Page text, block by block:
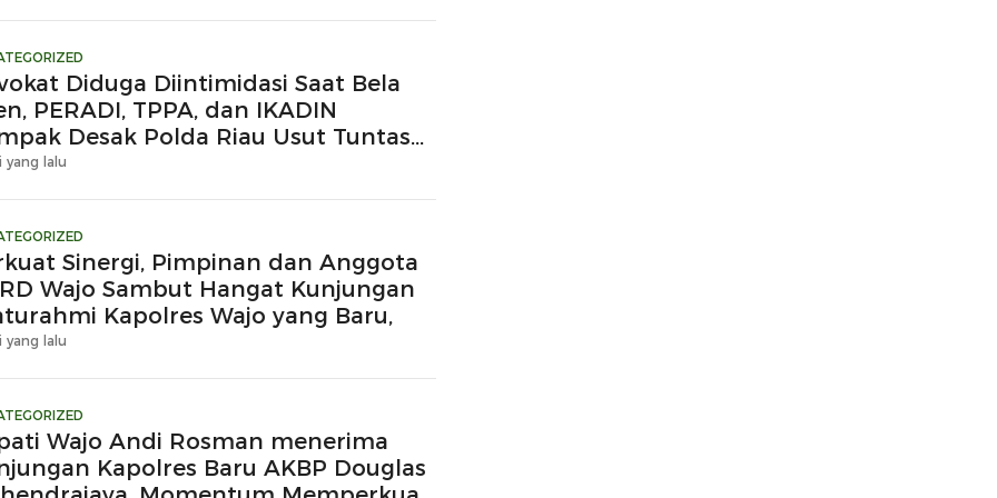
Diduga Diintimidasi Saat Bela
PERADI, TPPA, dan IKADIN
Desak Polda Riau Usut Tuntas
Premanisme
yang lalu
Sinergi, Pimpinan dan Anggota
Wajo Sambut Hangat Kunjungan
Kapolres Wajo yang Baru,
yang lalu
Wajo Andi Rosman menerima
Kapolres Baru AKBP Douglas